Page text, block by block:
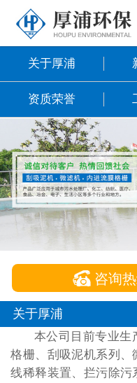
关于厚浦
资质荣誉
 咨询热
关于厚浦
本公司目前专业生
格栅、刮吸泥机系列
线稀释装置、拦污除污